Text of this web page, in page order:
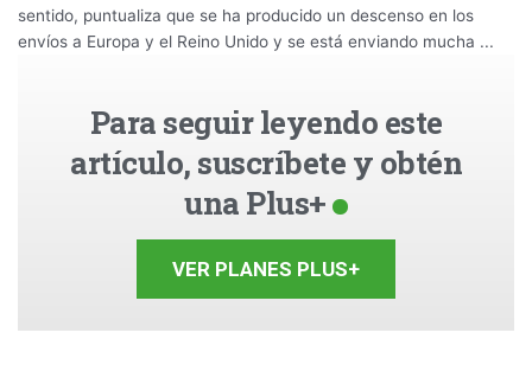
sentido, puntualiza que se ha producido un descenso en los
envíos a Europa y el Reino Unido y se está enviando mucha ...
Para seguir leyendo este
artículo, suscríbete y obtén
una Plus+
VER PLANES PLUS+